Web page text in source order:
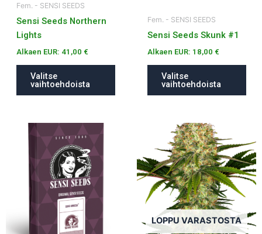
Fem. - SENSI SEEDS
Sensi Seeds Northern
Lights
Alkaen EUR: 41,00 €
Valitse
vaihtoehdoista
sivulla.
Fem. - SENSI SEEDS
Sensi Seeds Skunk #1
Alkaen EUR: 18,00 €
Valitse
vaihtoehdoista
Tällä
tuotteella
muunnelma.
valinnat
LOPPU VARASTOSTA
tuotteella
on
useampi
muunnelma.
Voit
tehdä
valinnat